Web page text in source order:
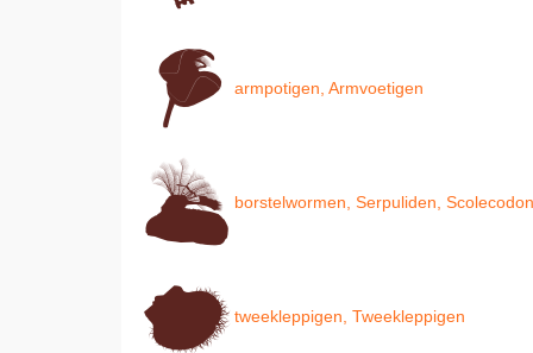
armpotigen, Armvoetigen
borstelwormen, Serpuliden,
tweekleppigen, Tweekleppigen